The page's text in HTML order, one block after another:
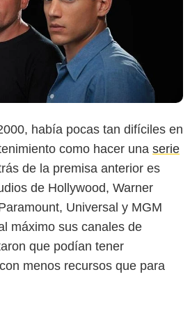
había pocas tan difíciles en
como hacer una serie
de la premisa anterior es
de Hollywood, Warner
Universal y MGM
máximo sus canales de
que podían tener
menos recursos que para